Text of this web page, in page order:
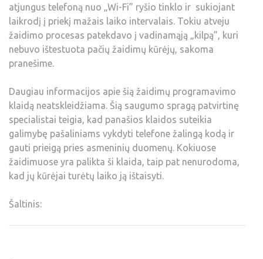
atjungus telefoną nuo „Wi-Fi” ryšio tinklo ir sukiojant
laikrodį į priekį mažais laiko intervalais. Tokiu atveju
žaidimo procesas patekdavo į vadinamąją „kilpą”, kuri
nebuvo ištestuota pačių žaidimų kūrėjų, sakoma
pranešime.
Daugiau informacijos apie šią žaidimų programavimo
klaidą neatskleidžiama. Šią saugumo spragą patvirtinę
specialistai teigia, kad panašios klaidos suteikia
galimybę pašaliniams vykdyti telefone žalingą kodą ir
gauti prieigą pries asmeninių duomenų. Kokiuose
žaidimuose yra palikta ši klaida, taip pat nenurodoma,
kad jų kūrėjai turėtų laiko ją ištaisyti.
Šaltinis: